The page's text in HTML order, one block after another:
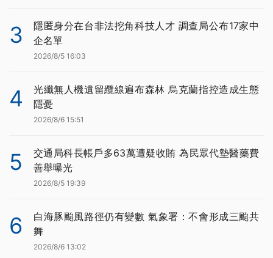
3
隱匿身分在台非法挖角科技人才 調查局公布17家中
企名單
2026/8/5 16:03
4
光纖無人機遺留纜線遍布森林 烏克蘭指控造成生態
隱憂
2026/8/6 15:51
5
交通局科長帳戶多63萬遭疑收賄 為民眾代墊醫藥費
善舉曝光
2026/8/5 19:39
6
白海豚颱風路徑仍有變數 氣象署：不會形成三颱共
舞
2026/8/6 13:02